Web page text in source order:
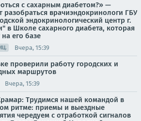
с сахарным диабетом?» —
разобраться врачиэндокринологи ГБУ
эндокринологический центр г.
в Школе сахарного диабета, которая
на его базе
Вчера, 15:39
проверили работу городских и
маршрутов
Вчера, 15:39
Трудимся нашей командой в
ритме: приемы и выездные
чередуем с отработкой сигналов